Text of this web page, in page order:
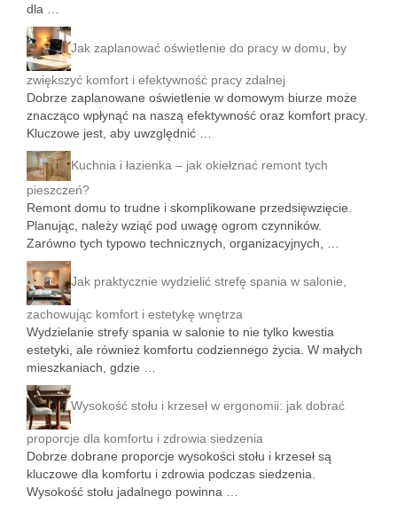
dla …
Jak zaplanować oświetlenie do pracy w domu, by
zwiększyć komfort i efektywność pracy zdalnej
Dobrze zaplanowane oświetlenie w domowym biurze może
znacząco wpłynąć na naszą efektywność oraz komfort pracy.
Kluczowe jest, aby uwzględnić …
Kuchnia i łazienka – jak okiełznać remont tych
pieszczeń?
Remont domu to trudne i skomplikowane przedsięwzięcie.
Planując, należy wziąć pod uwagę ogrom czynników.
Zarówno tych typowo technicznych, organizacyjnych, …
Jak praktycznie wydzielić strefę spania w salonie,
zachowując komfort i estetykę wnętrza
Wydzielanie strefy spania w salonie to nie tylko kwestia
estetyki, ale również komfortu codziennego życia. W małych
mieszkaniach, gdzie …
Wysokość stołu i krzeseł w ergonomii: jak dobrać
proporcje dla komfortu i zdrowia siedzenia
Dobrze dobrane proporcje wysokości stołu i krzeseł są
kluczowe dla komfortu i zdrowia podczas siedzenia.
Wysokość stołu jadalnego powinna …